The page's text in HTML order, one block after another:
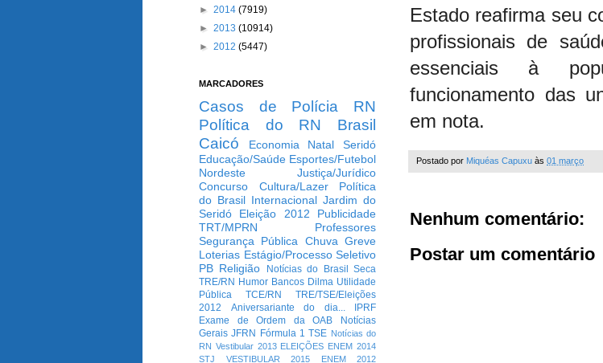
Estado reafirma seu
profissionais de
essenciais à
funcionamento das
em nota.
Postado por Miquéas Capuxu às 01 março
Nenhum comentário:
Postar um comentário
► 2014 (7919)
► 2013 (10914)
► 2012 (5447)
MARCADORES
Casos de Polícia
RN
Política do RN
Brasil
Caicó
Economia Natal
Seridó
Educação/Saúde Esportes/Futebol
Nordeste
Justiça/Jurídico
Concurso
Cultura/Lazer
Política
do Brasil Internacional Jardim do
Seridó
Eleição 2012
Publicidade
TRT/MPRN
Professores
Segurança Pública Chuva Greve
Loterias Estágio/Processo Seletivo
PB Religião Notícias do Brasil
Seca
TRE/RN Humor Bancos Dilma Utilidade
Pública
TCE/RN
TRE/TSE/Eleições
2012
Aniversariante do dia...
IPRF
Exame de Ordem da OAB
Notícias
Gerais JFRN Fórmula 1 TSE Notícias do
RN Vestibular 2013 ELEIÇÕES ENEM 2014
STJ
VESTIBULAR 2015
ENEM 2012